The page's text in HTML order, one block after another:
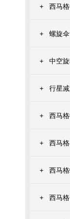
+ 西马
+ 螺旋
+ 中空
+ 行星
+ 西马
+ 西马
+ 西马
+ 西马